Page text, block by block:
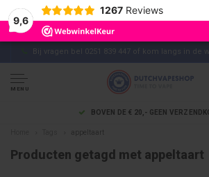
9,6
1267 Reviews
Bij vragen bel 0251 839 447 of kom langs in de
MENU
BOVEN DE € 20,- GEEN
appeltaart
Producten getagd met appeltaart